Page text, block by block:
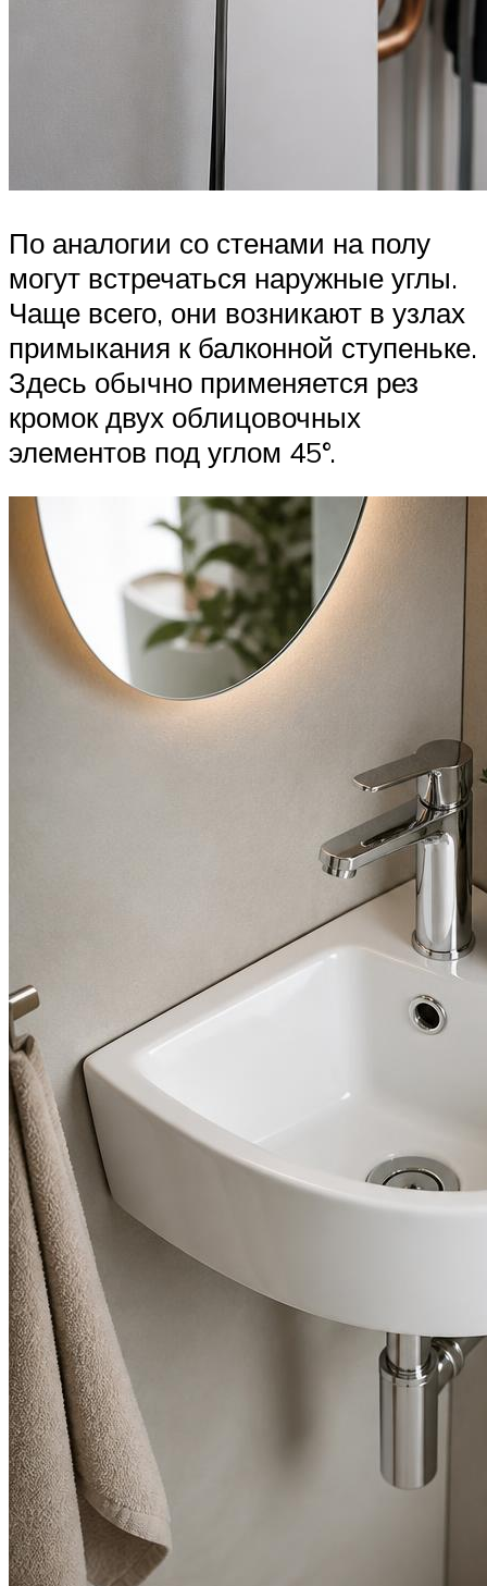
По аналогии со стенами на полу
могут встречаться наружные углы.
Чаще всего, они возникают в узлах
примыкания к балконной ступеньке.
Здесь обычно применяется рез
кромок двух облицовочных
элементов под углом 45°.